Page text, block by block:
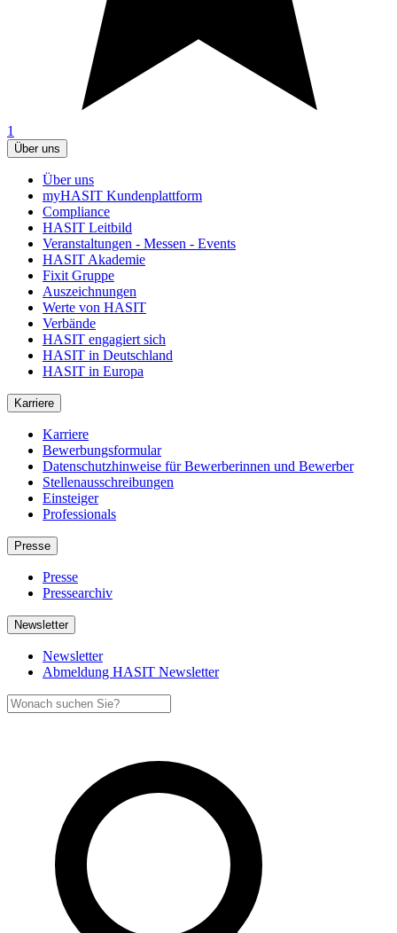
1
Über uns
Über uns
myHASIT Kundenplattform
Compliance
HASIT Leitbild
Veranstaltungen - Messen - Events
HASIT Akademie
Fixit Gruppe
Auszeichnungen
Werte von HASIT
Verbände
HASIT engagiert sich
HASIT in Deutschland
HASIT in Europa
Karriere
Karriere
Bewerbungsformular
Datenschutzhinweise für Bewerberinnen und Bewerber
Stellenausschreibungen
Einsteiger
Professionals
Presse
Presse
Pressearchiv
Newsletter
Newsletter
Abmeldung HASIT Newsletter